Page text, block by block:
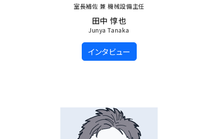
室長補佐 兼 機械設備主任
田中 惇也
Junya Tanaka
インタビュー